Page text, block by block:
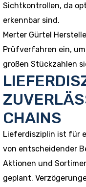
Sichtkontrollen, da
erkennbar sind.
Merter Gürtel
Prüfverfahren ein,
großen Stückzahlen
CHAINS
Lieferdisziplin ist für
von entscheidender
Aktionen und
geplant.